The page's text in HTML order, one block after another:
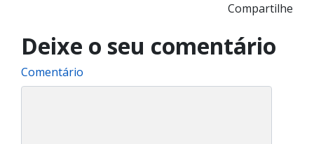
Compartilhe
Deixe o seu comentário
Comentário